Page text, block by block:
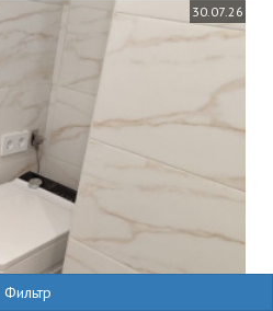
Фильтр
30.07.26